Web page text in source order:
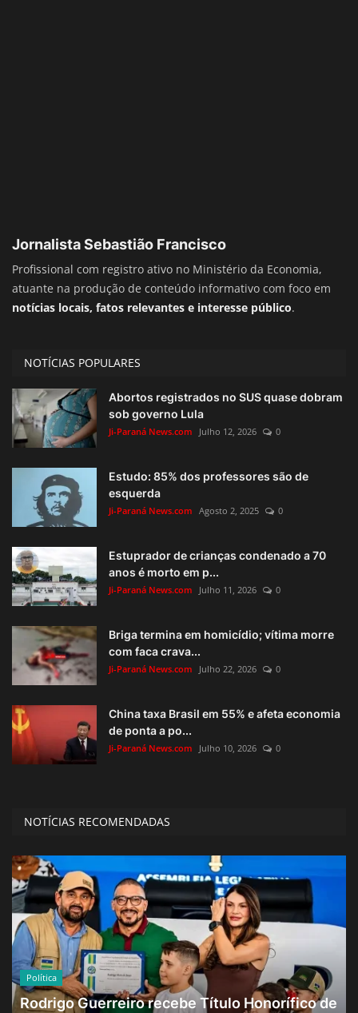
Jornalista Sebastião Francisco
Profissional com registro ativo no Ministério da Economia,
atuante na produção de conteúdo informativo com foco em
notícias locais, fatos relevantes e interesse público.
NOTÍCIAS POPULARES
Abortos registrados no SUS quase dobram
sob governo Lula
Ji-Paraná News.com Julho 12, 2026 0
Estudo: 85% dos professores são de
esquerda
Ji-Paraná News.com Agosto 2, 2025 0
Estuprador de crianças condenado a 70
anos é morto em p...
Ji-Paraná News.com Julho 11, 2026 0
Briga termina em homicídio; vítima morre
com faca crava...
Ji-Paraná News.com Julho 22, 2026 0
China taxa Brasil em 55% e afeta economia
de ponta a po...
Ji-Paraná News.com Julho 10, 2026 0
NOTÍCIAS RECOMENDADAS
Política
Rodrigo Guerreiro recebe Título Honorífico de